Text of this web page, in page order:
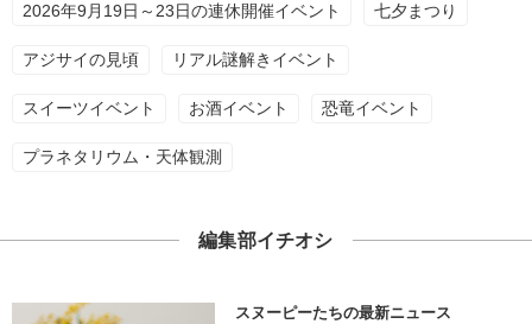
2026年9月19日～23日の連休開催イベント 七夕まつり
アジサイの見頃 リアル謎解きイベント
スイーツイベント お酒イベント 恐竜イベント
プラネタリウム・天体観測
編集部イチオシ
スヌーピーたちの最新ニュース